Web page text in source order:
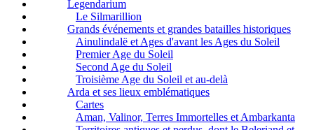
Legendarium
Le Silmarillion
Grands événements et grandes batailles historiques
Ainulindalë et Ages d'avant les Ages du Soleil
Premier Age du Soleil
Second Age du Soleil
Troisième Age du Soleil et au-delà
Arda et ses lieux emblématiques
Cartes
Aman, Valinor, Terres Immortelles et Ambarkanta